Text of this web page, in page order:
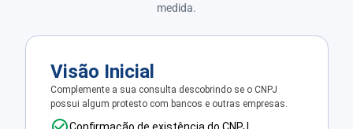
medida.
Visão Inicial
Complemente a sua consulta descobrindo se o CNPJ
possui algum protesto com bancos e outras empresas.